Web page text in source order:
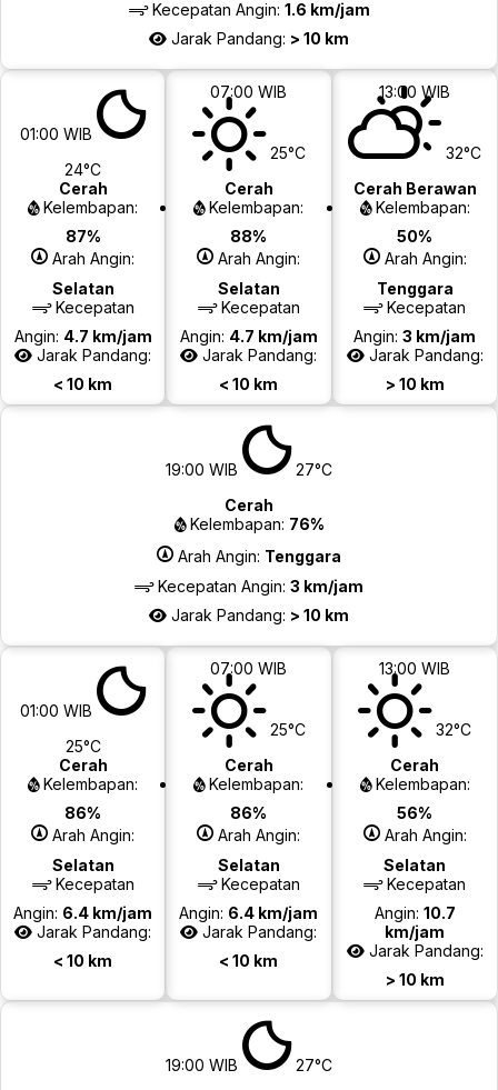
Kecepatan Angin: 1.6 km/jam
Jarak Pandang: > 10 km
01:00 WIB
24°C
Cerah
Kelembapan:
87%
Arah Angin:
Selatan
Kecepatan
Angin: 4.7 km/jam
Jarak Pandang:
< 10 km
07:00 WIB
25°C
Cerah
Kelembapan:
88%
Arah Angin:
Selatan
Kecepatan
Angin: 4.7 km/jam
Jarak Pandang:
< 10 km
13:00 WIB
32°C
Cerah Berawan
Kelembapan:
50%
Arah Angin:
Tenggara
Kecepatan
Angin:3 km/jam
Jarak Pandang:
> 10 km
19:00 WIB
27°C
Cerah
Kelembapan: 76%
Arah Angin: Tenggara
Kecepatan Angin: 3 km/jam
Jarak Pandang: > 10 km
01:00 WIB
25°C
Cerah
Kelembapan:
86%
Arah Angin:
Selatan
Kecepatan
Angin: 6.4 km/jam
Jarak Pandang:
< 10 km
07:00 WIB
25°C
Cerah
Kelembapan:
86%
Arah Angin:
Selatan
Kecepatan
Angin: 6.4 km/jam
Jarak Pandang:
< 10 km
13:00 WIB
32°C
Cerah
Kelembapan:
56%
Arah Angin:
Selatan
Kecepatan
Angin: 10.7
km/jam
Jarak Pandang:
> 10 km
19:00 WIB
27°C